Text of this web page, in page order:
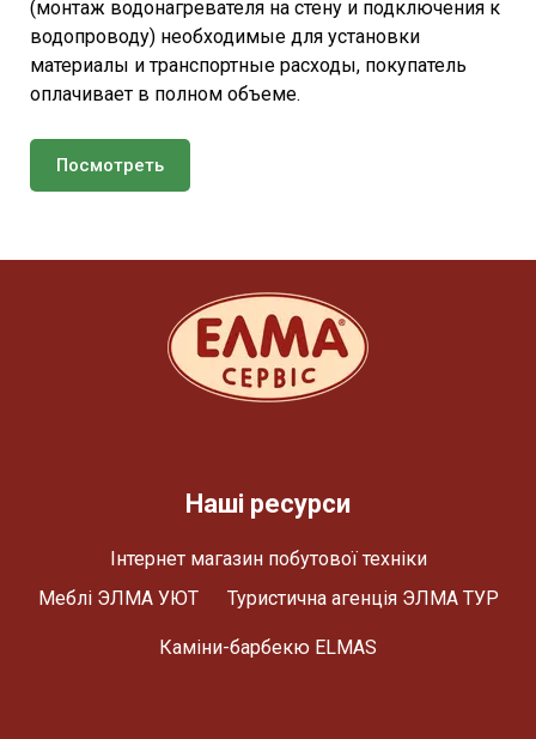
(монтаж водонагревателя на стену и подключения к
водопроводу) необходимые для установки
материалы и транспортные расходы, покупатель
оплачивает в полном объеме.
Посмотреть
Наші ресурси
Інтернет магазин побутової техніки
Меблі ЭЛМА УЮТ
Туристична агенція ЭЛМА ТУР
Каміни-барбекю ELMAS